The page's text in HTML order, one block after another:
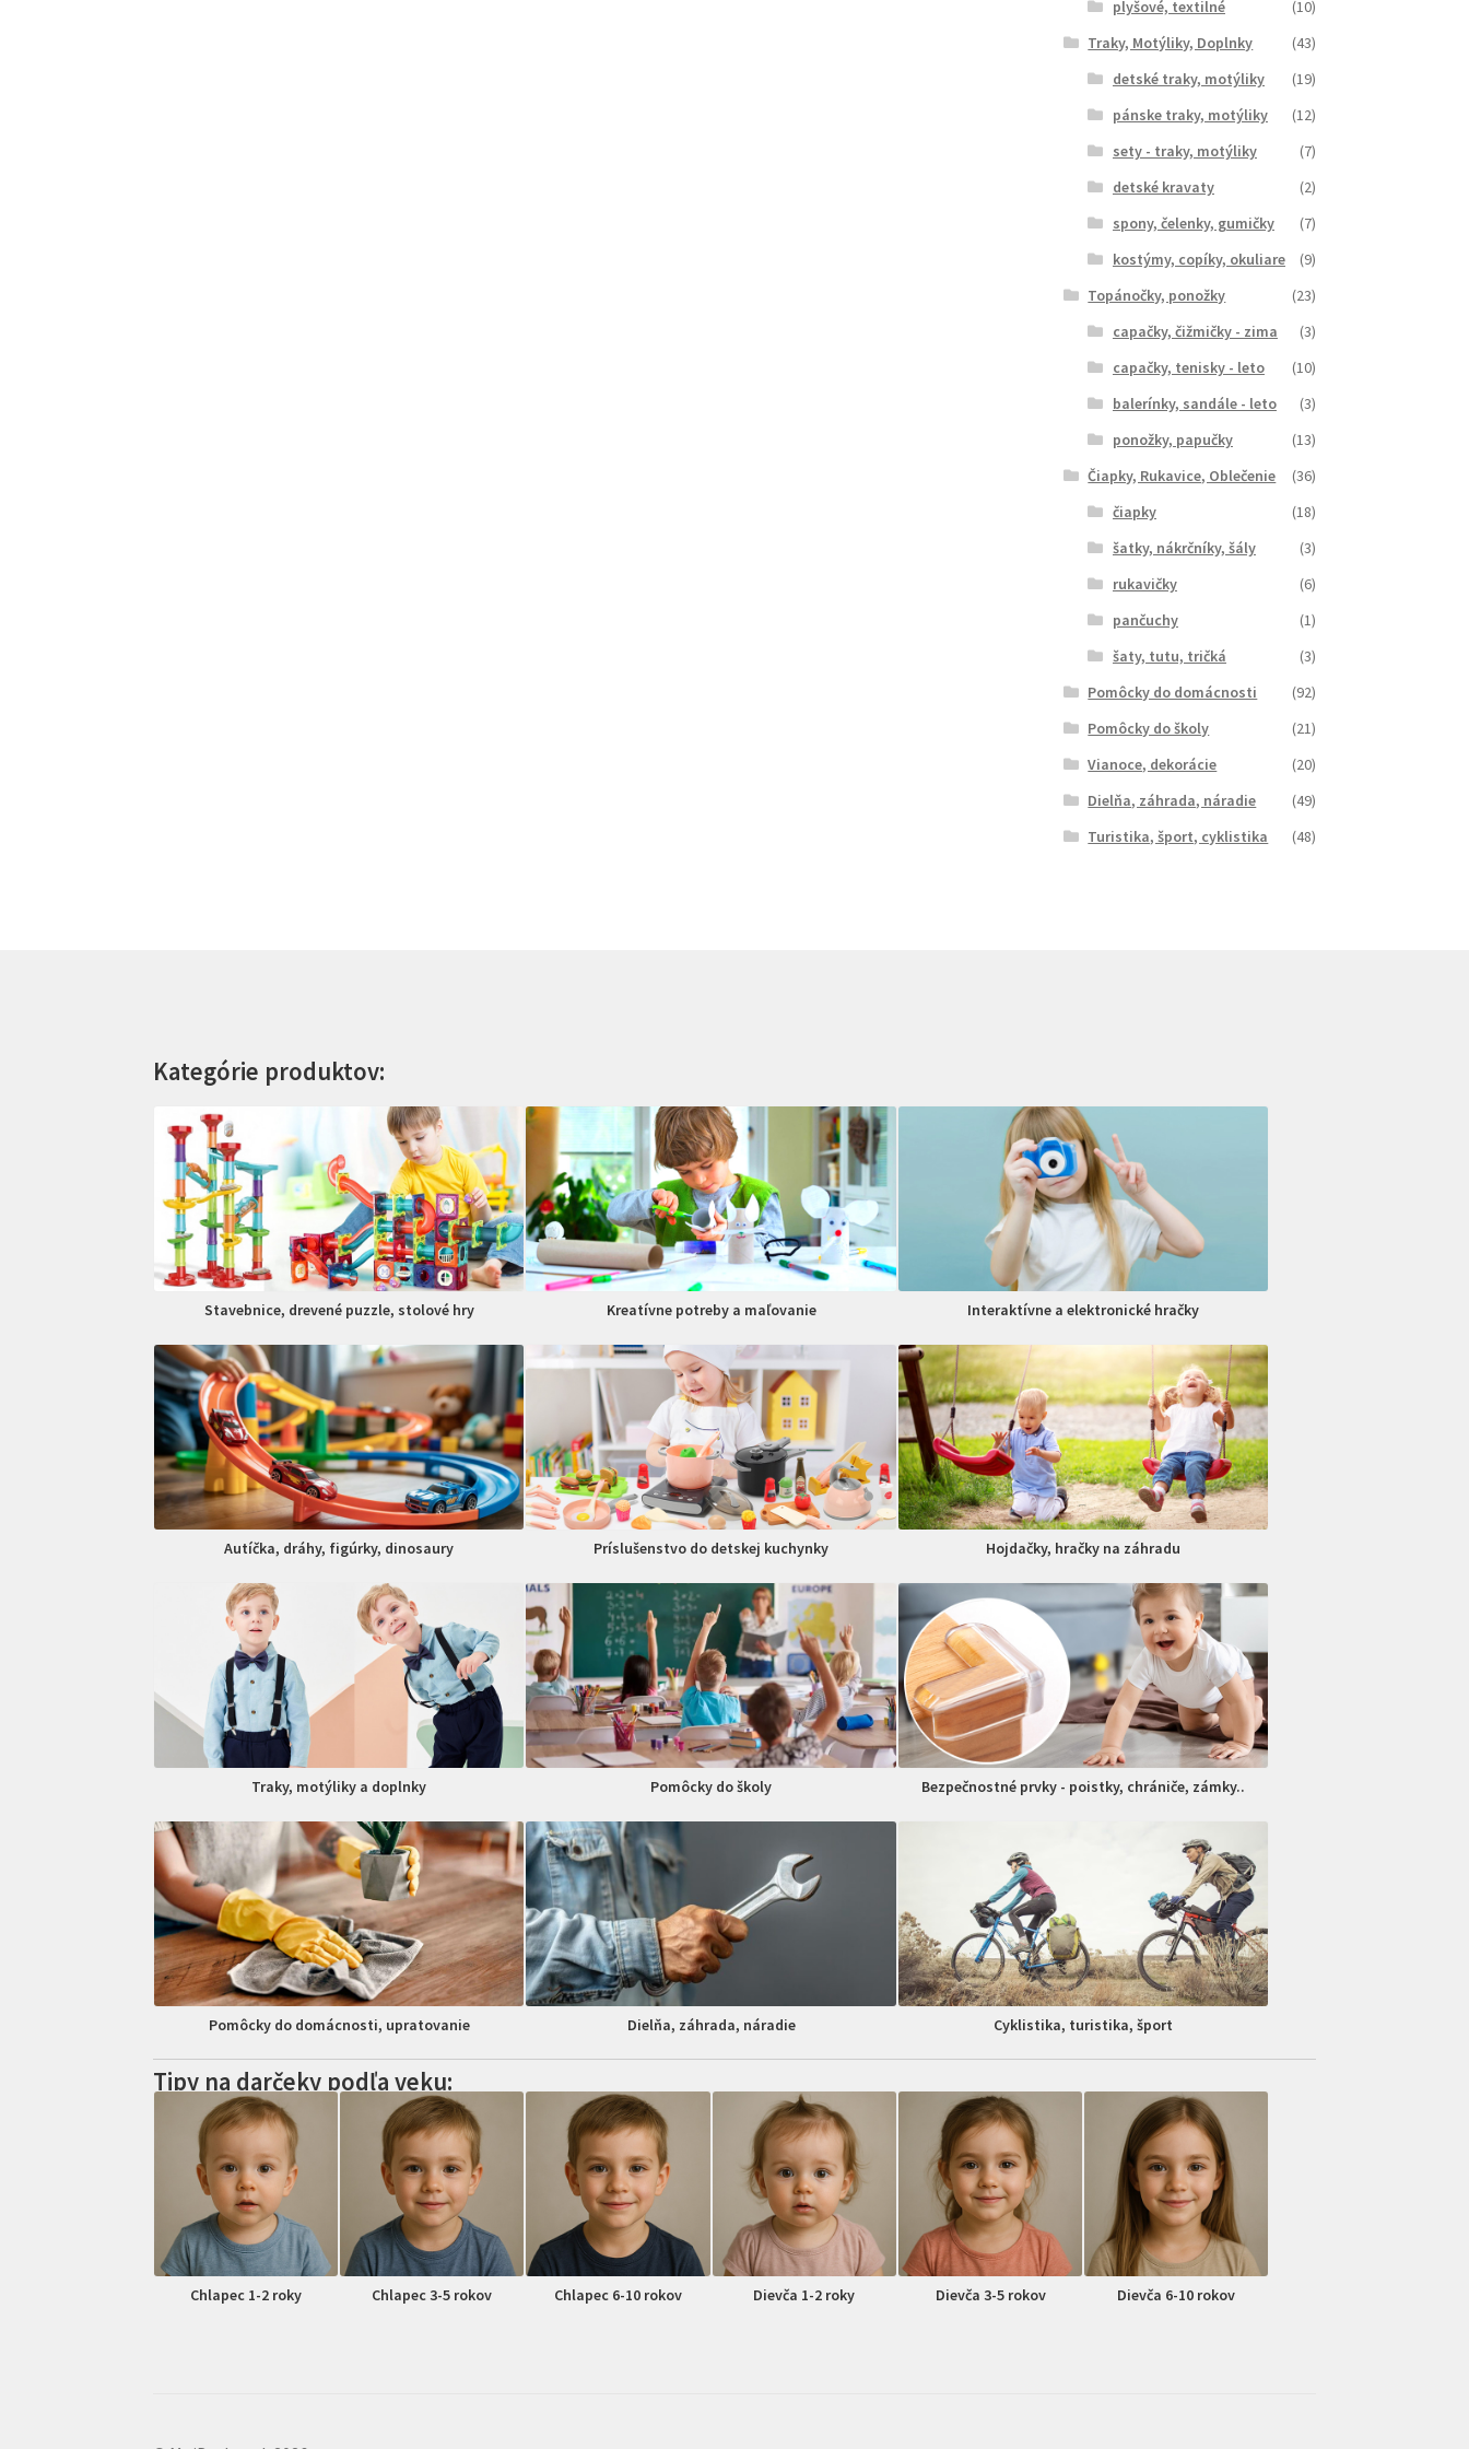
plyšové, textilné
(10)
Traky, Motýliky, Doplnky
(43)
detské traky, motýliky
(19)
pánske traky, motýliky
(12)
sety - traky, motýliky
(7)
detské kravaty
(2)
spony, čelenky, gumičky
(7)
kostýmy, copíky, okuliare
(9)
Topánočky, ponožky
(23)
capačky, čižmičky - zima
(3)
capačky, tenisky - leto
(10)
balerínky, sandále - leto
(3)
ponožky, papučky
(13)
Čiapky, Rukavice, Oblečenie
(36)
čiapky
(18)
šatky, nákrčníky, šály
(3)
rukavičky
(6)
pančuchy
(1)
šaty, tutu, tričká
(3)
Pomôcky do domácnosti
(92)
Pomôcky do školy
(21)
Vianoce, dekorácie
(20)
Dielňa, záhrada, náradie
(49)
Turistika, šport, cyklistika
(48)
Kategórie produktov:
Stavebnice, drevené puzzle, stolové hry Kreatívne potreby a maľovanie Interaktívne a elektronické hračky
Autíčka, dráhy, figúrky, dinosaury Príslušenstvo do detskej kuchynky Hojdačky, hračky na záhradu
Traky, motýliky a doplnky Pomôcky do školy Bezpečnostné prvky - poistky, chrániče, zámky..
Pomôcky do domácnosti, upratovanie Dielňa, záhrada, náradie Cyklistika, turistika, šport
Tipy na darčeky podľa veku:
Chlapec 1-2 roky Chlapec 3-5 rokov Chlapec 6-10 rokov Dievča 1-2 roky Dievča 3-5 rokov Dievča 6-10 rokov